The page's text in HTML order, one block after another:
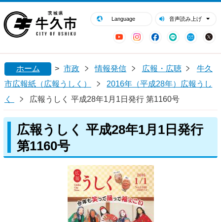
Language 音声読み上げ
YouTubeInstagram
Facebook
LINE Mail
閉じる
ホーム > 市政 情報発信 広報・広聴
牛久
市広報紙（広報うしく）
2016年（平成28年）広報うし
く
広報うしく 平成28年1月1日発行 第1160号
広報うしく 平成28年1月1日発行
第1160号